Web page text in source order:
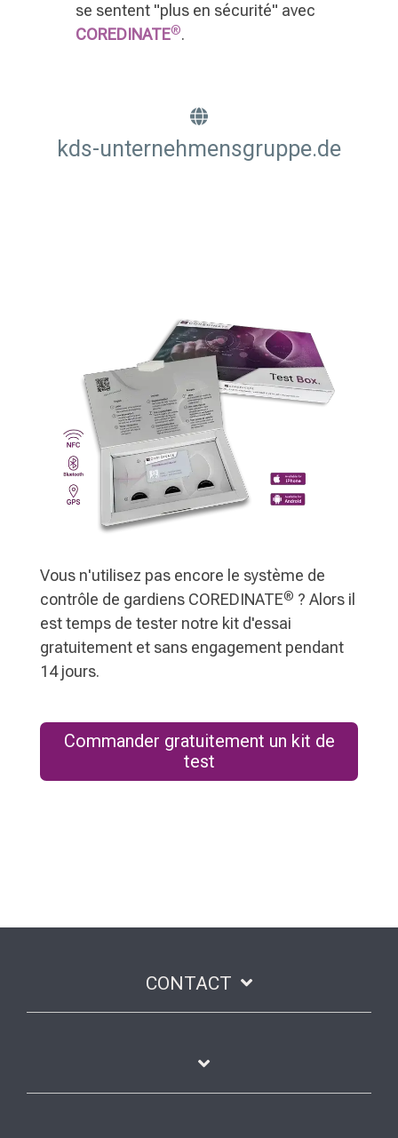
se sentent "plus en sécurité" avec
COREDINATE®.
kds-unternehmensgruppe.de
Vous n'utilisez pas encore le système de
contrôle de gardiens COREDINATE® ? Alors il
est temps de tester notre kit d'essai
gratuitement et sans engagement pendant
14 jours.
Commander gratuitement un kit de
test
CONTACT